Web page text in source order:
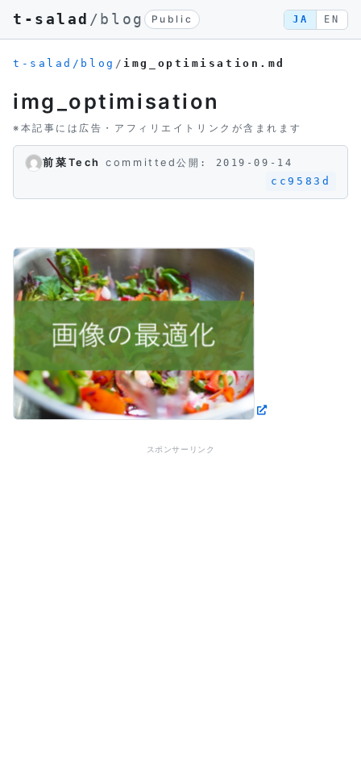
t-salad /blog Public JA EN
t-salad/blog / img_optimisation.md
img_optimisation
※本記事には広告・アフィリエイトリンクが含まれます
前菜Tech committed公開: 2019-09-14
cc9583d
スポンサーリンク